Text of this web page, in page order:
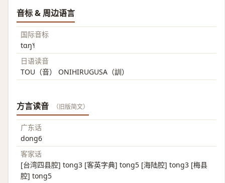
音标 & 周边语言
国际音标
tɑŋ˥˧
日语读音
TOU（音） ONIHIRUGUSA（訓）
方言读音 （旧版简文）
广东话
dong6
客家话
[台湾四县腔] tong3 [客英字典] tong5 [海陆腔] tong3 [梅县
腔] tong5